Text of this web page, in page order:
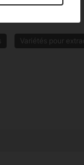
Variétés pour